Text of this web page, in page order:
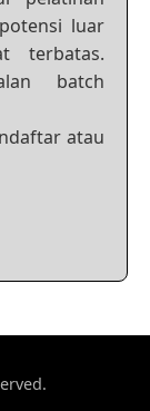
luar
terbatas.
batch
atau